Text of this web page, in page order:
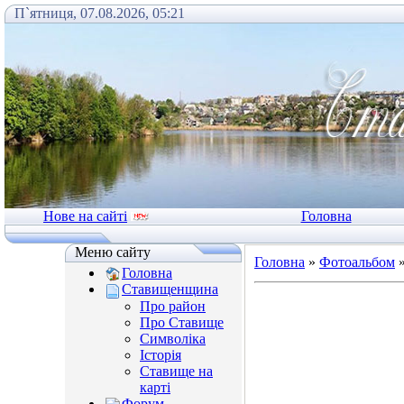
П`ятниця, 07.08.2026, 05:21
Нове на сайті Головна
Меню сайту
Головна
Ставищенщина
Про район
Про Ставище
Символіка
Історія
Ставище на
карті
Головна » Фотоальбом »